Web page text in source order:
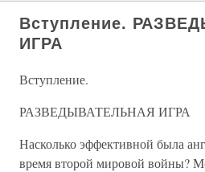
Вступление.
ИГРА
Вступление.
РАЗВЕДЫВАТЕЛЬНАЯ ИГРА
Насколько эффективной была
время второй мировой войны?